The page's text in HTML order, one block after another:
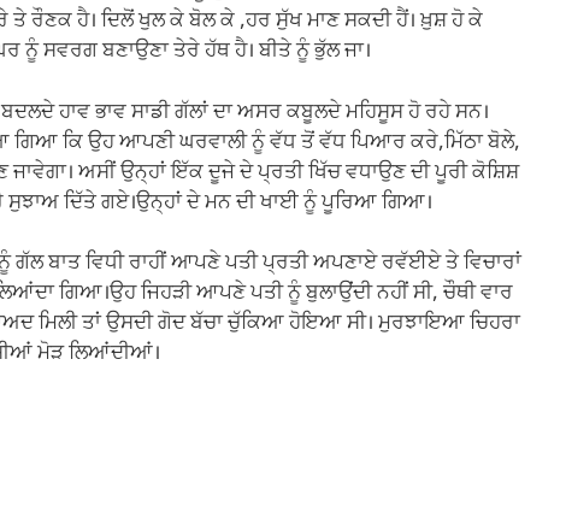
ਤੇ ਰੌਣਕ ਹੈ। ਦਿਲੋਂ ਖੁਲ ਕੇ ਬੋਲ ਕੇ ,ਹਰ ਸੁੱਖ ਮਾਣ ਸਕਦੀ ਹੈਂ। ਖ਼ੁਸ਼ ਹੋ ਕੇ
ਸਵਰਗ ਬਣਾਉਣਾ ਤੇਰੇ ਹੱਥ ਹੈ। ਬੀਤੇ ਨੂੰ ਭੁੱਲ ਜਾ।
ਹਾਵ ਭਾਵ ਸਾਡੀ ਗੱਲਾਂ ਦਾ ਅਸਰ ਕਬੂਲਦੇ ਮਹਿਸੂਸ ਹੋ ਰਹੇ ਸਨ।
ਕਿ ਉਹ ਆਪਣੀ ਘਰਵਾਲੀ ਨੂੰ ਵੱਧ ਤੋਂ ਵੱਧ ਪਿਆਰ ਕਰੇ,ਮਿੱਠਾ ਬੋਲੇ,
ਅਸੀਂ ਉਨ੍ਹਾਂ ਇੱਕ ਦੂਜੇ ਦੇ ਪ੍ਰਤੀ ਖਿੱਚ ਵਧਾਉਣ ਦੀ ਪੂਰੀ ਕੋਸ਼ਿਸ਼
ਸੁਝਾਅ ਦਿੱਤੇ ਗਏ।ਉਨ੍ਹਾਂ ਦੇ ਮਨ ਦੀ ਖਾਈ ਨੂੰ ਪੂਰਿਆ ਗਿਆ।
ਬਾਤ ਵਿਧੀ ਰਾਹੀਂ ਆਪਣੇ ਪਤੀ ਪ੍ਰਤੀ ਅਪਣਾਏ ਰਵੱਈਏ ਤੇ ਵਿਚਾਰਾਂ
ਗਿਆ।ਉਹ ਜਿਹੜੀ ਆਪਣੇ ਪਤੀ ਨੂੰ ਬੁਲਾਉਂਦੀ ਨਹੀਂ ਸੀ, ਚੌਥੀ ਵਾਰ
ਮਿਲੀ ਤਾਂ ਉਸਦੀ ਗੋਦ ਬੱਚਾ ਚੁੱਕਿਆ ਹੋਇਆ ਸੀ। ਮੁਰਝਾਇਆ ਚਿਹਰਾ
ਮੋੜ ਲਿਆਂਦੀਆਂ।